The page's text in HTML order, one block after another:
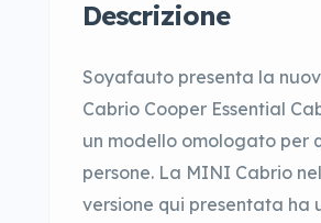
Descrizione
Soyafauto presenta la
Cabrio Cooper Essential
un modello omologato per
persone. La MINI Cabrio
versione qui presentata ha